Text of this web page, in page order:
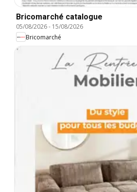
Bricomarché catalogue
05/08/2026- 15/08/2026
Bricomarché